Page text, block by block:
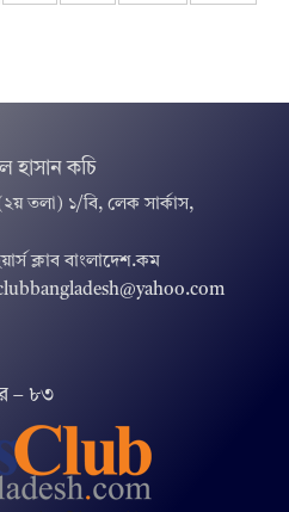
হাসান কচি
তলা) ১/বি, লেক সার্কাস,
ক্লাব বাংলাদেশ.কম
– ৮৩